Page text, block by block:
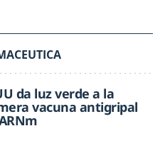
da luz verde a la
vacuna antigripal